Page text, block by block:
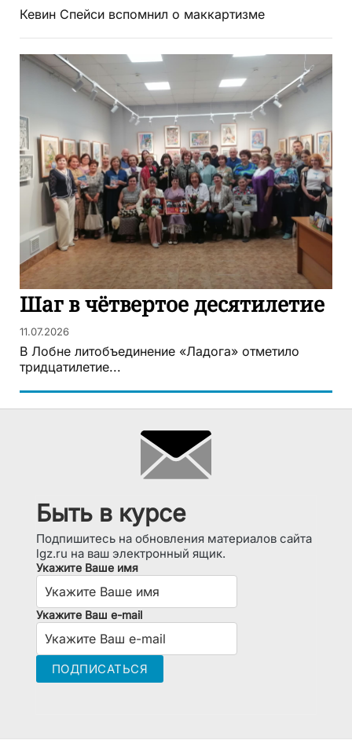
Кевин Спейси вспомнил о маккартизме
Шаг в чётвертое десятилетие
11.07.2026
В Лобне литобъединение «Ладога» отметило
тридцатилетие...
Быть в курсе
Подпишитесь на обновления материалов сайта
lgz.ru на ваш электронный ящик.
Укажите Ваше имя
Укажите Ваш e-mail